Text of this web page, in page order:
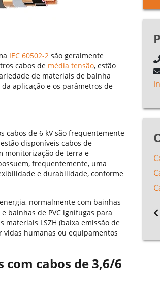
IEC 60502-2 são geralmente
cabos de média tensão, estão
de materiais de bainha
da aplicação e os parâmetros de
cabos de 6 kV são frequentemente
disponíveis cabos de
monitorização de terra e
frequentemente, uma
e durabilidade, conforme
normalmente com bainhas
bainhas de PVC ignífugas para
LSZH (baixa emissão de
vidas humanas ou equipamentos
cabos de 3,6/6